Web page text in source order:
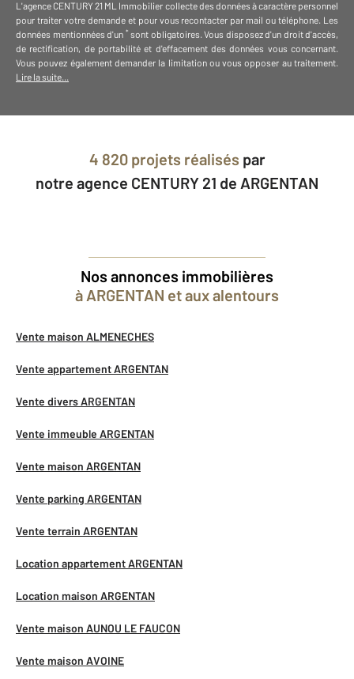
L'agence CENTURY 21 ML Immobilier collecte des données à caractère personnel
pour traiter votre demande et pour vous recontacter par mail ou téléphone. Les
données mentionnées d'un * sont obligatoires. Vous disposez d'un droit d'accès,
de rectification, de portabilité et d'effacement des données vous concernant.
Vous pouvez également demander la limitation ou vous opposer au traitement.
Lire la suite...
4 820 projets réalisés par
notre agence CENTURY 21 de ARGENTAN
Nos annonces immobilières
à ARGENTAN et aux alentours
Vente maison ALMENECHES
Vente appartement ARGENTAN
Vente divers ARGENTAN
Vente immeuble ARGENTAN
Vente maison ARGENTAN
Vente parking ARGENTAN
Vente terrain ARGENTAN
Location appartement ARGENTAN
Location maison ARGENTAN
Vente maison AUNOU LE FAUCON
Vente maison AVOINE